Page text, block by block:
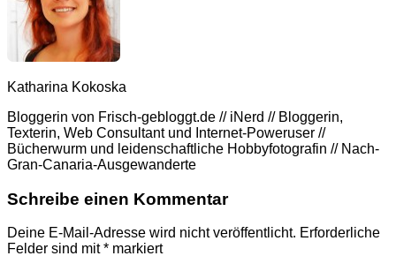
Katharina Kokoska
Bloggerin von Frisch-gebloggt.de // iNerd // Bloggerin,
Texterin, Web Consultant und Internet-Poweruser //
Bücherwurm und leidenschaftliche Hobbyfotografin // Nach-
Gran-Canaria-Ausgewanderte
Schreibe einen Kommentar
Deine E-Mail-Adresse wird nicht veröffentlicht. Erforderliche
Felder sind mit* markiert